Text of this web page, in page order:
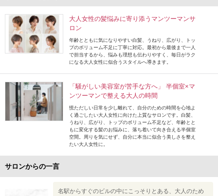
大人女性の髪悩みに寄り添うマンツーマンサ
ロン
年齢とともに気になりやすい白髪、うねり、広がり、トッ
プのボリューム不足に丁寧に対応。最初から最後まで一人
で担当するから、悩みも理想も伝わりやすく、毎日がラク
になる大人女性に似合うスタイルへ導きます。
「騒がしい美容室が苦手な方へ」 半個室×マ
ンツーマンで整える大人の時間
慌ただしい日常を少し離れて、自分のための時間を心地よ
く過ごしたい大人女性に向けた上質なサロンです。白髪、
うねり、広がり、トップのボリューム不足など、年齢とと
もに変化する髪のお悩みに、落ち着いて向き合える半個室
空間。周りを気にせず、自分に本当に似合う美しさを整え
たい大人女性に。
サロンからの一言
名駅からすぐのビルの中にこっそりとある、大人のため